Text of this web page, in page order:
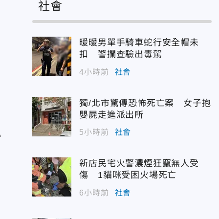
社會
暖暖男單手騎車蛇行安全帽未
扣 警攔查驗出毒駕
4小時前 社會
獨/北市驚傳恐怖死亡案 女子抱
嬰屍走進派出所
5小時前 社會
新店民宅火警濃煙狂竄無人受
傷 1貓咪受困火場死亡
6小時前 社會